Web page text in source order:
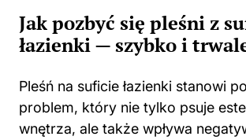
Jak pozbyć się pleśni z
łazienki — szybko i
Pleśń na suficie łazienki stanowi
problem, który nie tylko psuje
wnętrza, ale także wpływa